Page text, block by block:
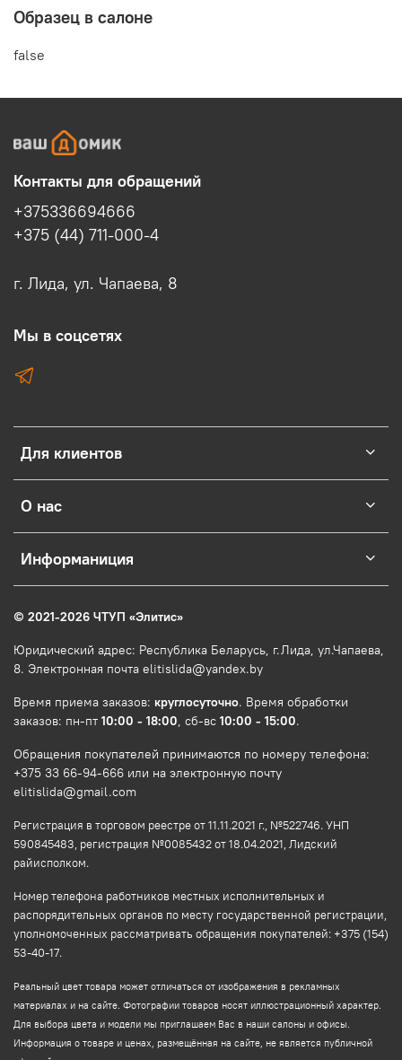
Образец в салоне
false
Для клиентов
О нас
Информаниция
Контакты для обращений
+375336694666
+375 (44) 711-000-4
г. Лида, ул. Чапаева, 8
Мы в соцсетях
© 2021-2026 ЧТУП «Элитис»
Юридический адрес: Республика Беларусь, г.Лида, ул.Чапаева,
8. Электронная почта elitislida@yandex.by
Время приема заказов: круглосуточно. Время обработки
заказов: пн-пт 10:00 - 18:00, сб-вс 10:00 - 15:00.
Обращения покупателей принимаются по номеру телефона:
+375 33 66-94-666 или на электронную почту
elitislida@gmail.com
Регистрация в торговом реестре от 11.11.2021 г., №522746. УНП
590845483, регистрация №0085432 от 18.04.2021, Лидский
райисполком.
Номер телефона работников местных исполнительных и
распорядительных органов по месту государственной регистрации,
уполномоченных рассматривать обращения покупателей: +375 (154)
53-40-17.
Реальный цвет товара может отличаться от изображения в рекламных
материалах и на сайте. Фотографии товаров носят иллюстрационный характер.
Для выбора цвета и модели мы приглашаем Вас в наши салоны и офисы.
Информация о товаре и ценах, размещённая на сайте, не является публичной